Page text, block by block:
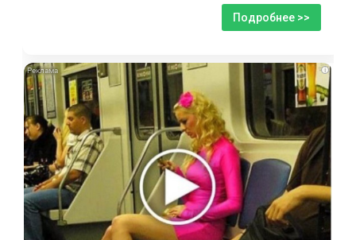
Подробнее >>
i